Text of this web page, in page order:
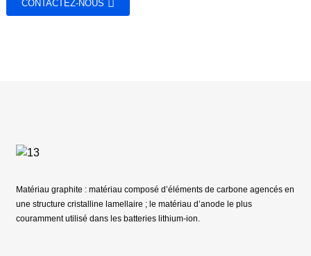
CONTACTEZ-NOUS
Matériau graphite : matériau composé d’éléments de carbone agencés en
une structure cristalline lamellaire ; le matériau d’anode le plus
couramment utilisé dans les batteries lithium-ion.